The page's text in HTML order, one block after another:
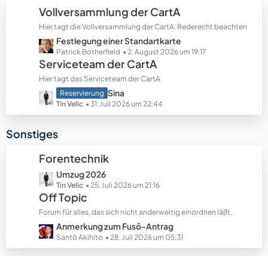
e
t
r
ä
g
e
e
B
e
i
t
r
ä
g
e
Vollversammlung der CartA
Hier tagt die Vollversammlung der CartA. Rederecht beachten
L
e
t
z
t
e
B
i
r
ä
g
e
Festlegung einer Standartkarte
Patrick Botherfield 2. August 2026 um 19:17
Serviceteam der CartA
Hier tagt das Serviceteam der CartA
L
e
t
t
e
B
e
i
t
r
ä
g
e
Reservierung Sina
Tin Velic 31. Juli 2026 um 22:44
Sonstiges
Forentechnik
L
e
t
z
t
e
B
Umzug 2026
Tin Velic 25. Juli 2026 um 21:16
Off Topic
Forum für alles, das sich nicht anderweitig einordnen läßt.
L
e
t
Anmerkung zum Fusō-Antrag
Santō Akihito 28. Juli 2026 um 05:31